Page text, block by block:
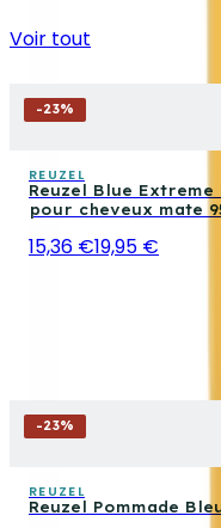
Voir tout
-23%
REUZEL
Reuzel Blue Extreme
pour cheveux mate
15,36 €19,95 €
-23%
REUZEL
Reuzel Pommade